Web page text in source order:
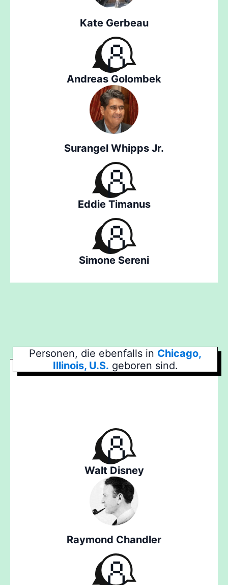
Kate Gerbeau
Andreas Golombek
Surangel Whipps Jr.
Eddie Timanus
Simone Sereni
Personen, die ebenfalls in Chicago,
Illinois, U.S. geboren sind.
Walt Disney
Raymond Chandler